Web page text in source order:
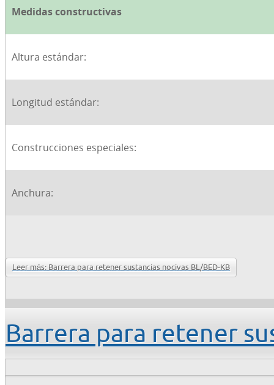
Medidas constructivas
Altura estándar:
Longitud estándar:
Construcciones especiales:
Anchura:
Leer más: Barrera para retener sustancias nocivas BL/BED-KB
Barrera para retener